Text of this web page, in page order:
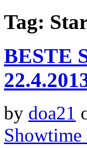
Tag:
BESTE
by doa21